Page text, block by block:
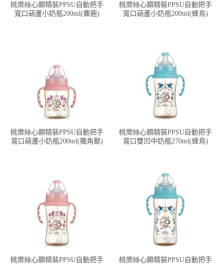
桃樂絲心願精裝PPSU自動把手
寬口葫蘆小奶瓶200ml(麋鹿)
桃樂絲心願精裝PPSU自動把手
寬口葫蘆小奶瓶200ml(蜂鳥)
桃樂絲心願精裝PPSU自動把手
寬口葫蘆小奶瓶200ml(獨角獸)
桃樂絲心願精裝PPSU自動把手
寬口雙凹中奶瓶270ml(蜂鳥)
桃樂絲心願精裝PPSU自動把手
桃樂絲心願精裝PPSU自動把手